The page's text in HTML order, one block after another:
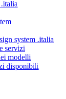
system .italia
servizi
modelli
disponibili